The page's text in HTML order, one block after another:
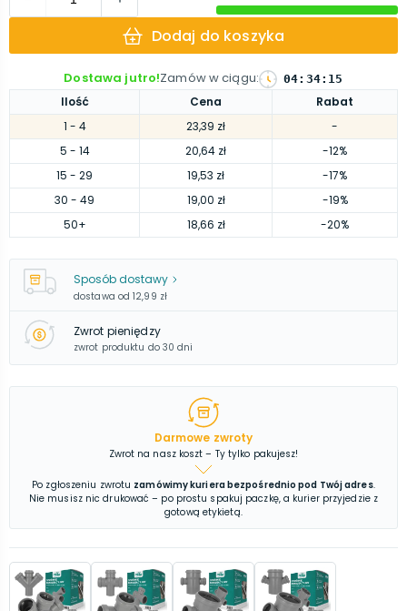
Ilość Cena
Rabat
1 - 4 23,39 zł
-
5 - 14 20,64 zł
-12%
15 - 29 19,53 zł
-17%
30 - 49 19,00 zł
-19%
50+ 18,66 zł -20%
Dodaj do koszyka
Dostawa jutro!Zamów w ciągu: 04: 34: 14
Sposób dostawy
dostawa od 12,99 zł
Zwrot pieniędzy
zwrot produktu do 30 dni
Darmowe zwroty
Zwrot na nasz koszt – Ty tylko pakujesz!
Po zgłoszeniu zwrotu zamówimy kuriera bezpośrednio pod Twój adres.
Nie musisz nic drukować – po prostu spakuj paczkę, a kurier przyjedzie z
gotową etykietą.